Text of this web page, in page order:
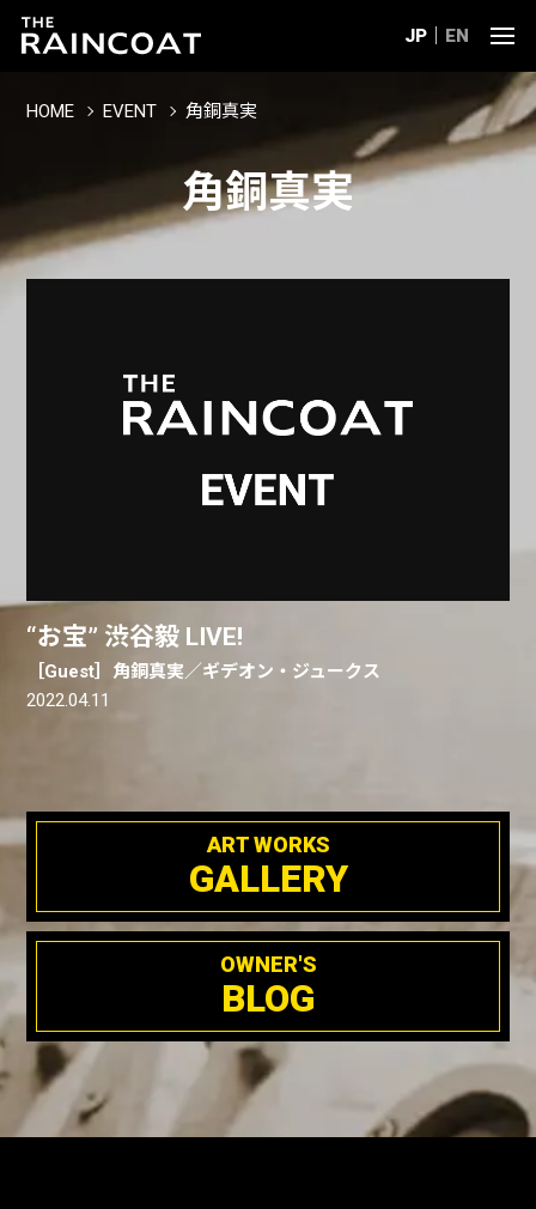
JP EN
HOME EVENT 角銅真実
角銅真実
“お宝” 渋谷毅 LIVE!
［Guest］角銅真実／ギデオン・ジュークス
2022.04.11
ART WORKS
GALLERY
OWNER'S
BLOG